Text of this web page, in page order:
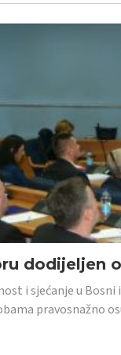
dodijeljen
i sjećanje u
pravosnažno